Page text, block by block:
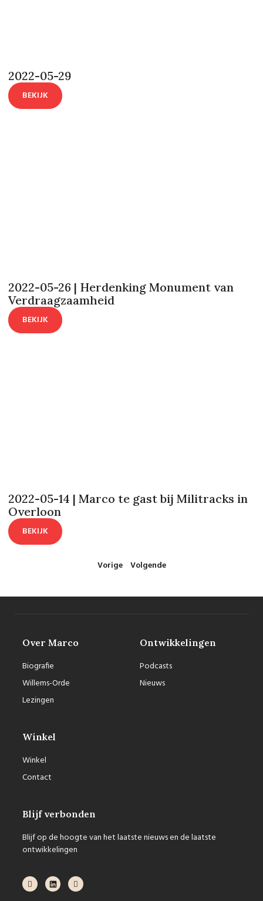
2022-05-29
BEKIJK
2022-05-26 | Herdenking Monument van
Verdraagzaamheid
BEKIJK
2022-05-14 | Marco te gast bij Militracks in
Overloon
BEKIJK
Vorige Volgende
Over Marco
Biografie
Willems-Orde
Lezingen
Ontwikkelingen
Podcasts
Nieuws
Winkel
Winkel
Contact
Blijf verbonden
Blijf op de hoogte van het laatste nieuws en de laatste
ontwikkelingen